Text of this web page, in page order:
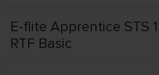
E-flite Apprentice STS
RTF Basic